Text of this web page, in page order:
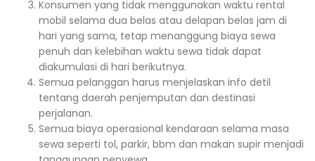
Konsumen yang tidak menggunakan waktu rental
mobil selama dua belas atau delapan belas jam di
hari yang sama, tetap menanggung biaya sewa
penuh dan kelebihan waktu sewa tidak dapat
diakumulasi di hari berikutnya.
Semua pelanggan harus menjelaskan info detil
tentang daerah penjemputan dan destinasi
perjalanan.
Semua biaya operasional kendaraan selama masa
sewa seperti tol, parkir, bbm dan makan supir menjadi